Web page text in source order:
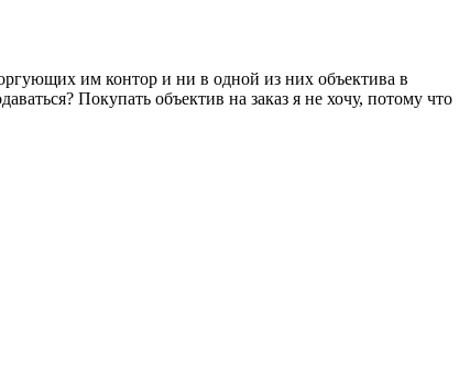
им контор и ни в одной из них объектива в
Покупать объектив на заказ я не хочу, потому что